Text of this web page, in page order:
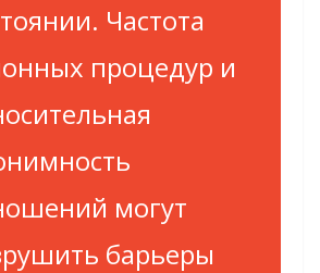
Частота
процедур и
могут
барьеры